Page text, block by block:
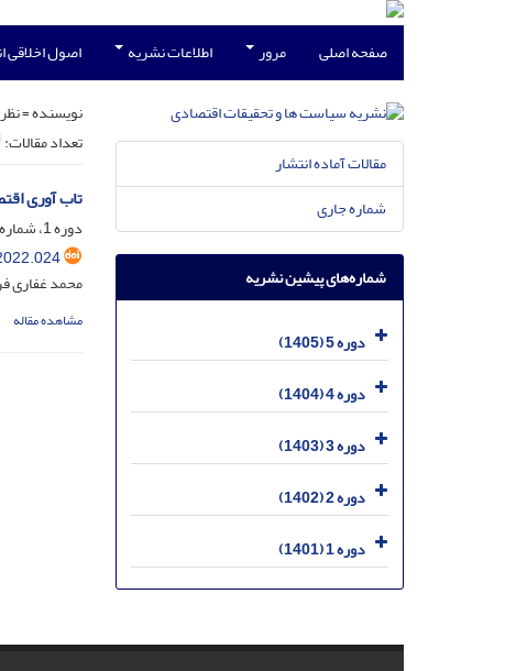
صفحه اصلی مرور اطلاعات نشریه اصول اخلاقی
نویسنده =
تعداد مقالات:
تاب آوری
دوره 1، شماره 2، شهریور 1401، صفحه
محمد غفاری
مشاهده مقاله
مقالات آماده انتشار
شماره جاری
شماره‌های پیشین نشریه
دوره 5 (1405)
دوره 4 (1404)
دوره 3 (1403)
دوره 2 (1402)
دوره 1 (1401)